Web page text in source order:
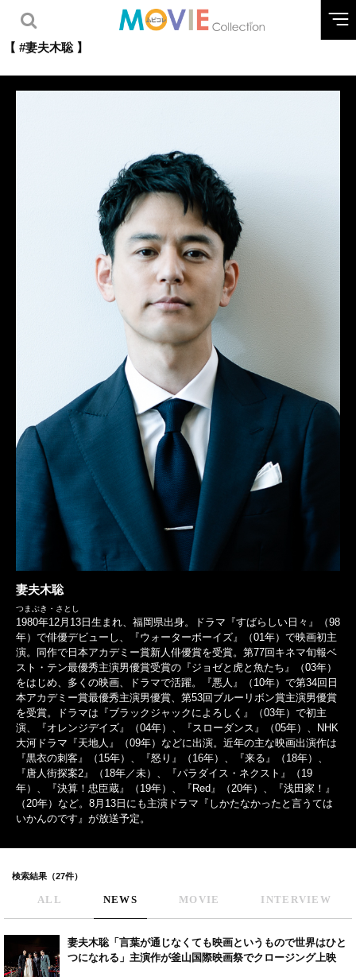
【 #妻夫木聡 】
妻夫木聡
つまぶき・さとし
1980年12月13日生まれ、福岡県出身。ドラマ『すばらしい日々』（98
年）で俳優デビューし、『ウォーターボーイズ』（01年）で映画初主
演。同作で日本アカデミー賞新人俳優賞を受賞。第77回キネマ旬報ベ
スト・テン最優秀主演男優賞受賞の『ジョゼと虎と魚たち』（03年）
をはじめ、多くの映画、ドラマで活躍。『悪人』（10年）で第34回日
本アカデミー賞最優秀主演男優賞、第53回ブルーリボン賞主演男優賞
を受賞。ドラマは『ブラックジャックによろしく』（03年）で初主
演、『オレンジデイズ』（04年）、『スローダンス』（05年）、NHK
大河ドラマ『天地人』（09年）などに出演。近年の主な映画出演作は
『黒衣の刺客』（15年）、『怒り』（16年）、『来る』（18年）、
『唐人街探案2』（18年／未）、『パラダイス・ネクスト』（19
年）、『決算！忠臣蔵』（19年）、『Red』（20年）、『浅田家！』
（20年）など。8月13日にも主演ドラマ『しかたなかったと言うては
いかんのです』が放送予定。
検索結果（27件）
ALL NEWS MOVIE INTERVIEW
妻夫木聡「言葉が通じなくても映画というもので世界はひと
つになれる」主演作が釜山国際映画祭でクロージング上映